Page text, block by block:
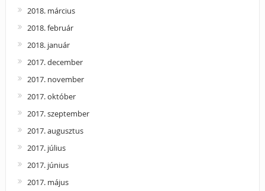
2018. március
2018. február
2018. január
2017. december
2017. november
2017. október
2017. szeptember
2017. augusztus
2017. július
2017. június
2017. május